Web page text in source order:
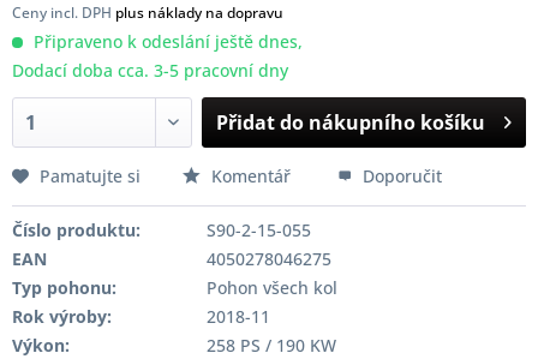
Ceny incl. DPH plus náklady na dopravu
Připraveno k odeslání ještě dnes,
Dodací doba cca. 3-5 pracovní dny
Přidat do nákupního košíku
Pamatujte si Komentář Doporučit
Číslo produktu:
S90-2-15-055
EAN
4050278046275
Typ pohonu:
Pohon všech kol
Rok výroby:
2018-11
Výkon:
258 PS / 190 KW